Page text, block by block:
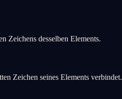
Zeichens desselben Elements.
Zeichen seines Elements verbindet.